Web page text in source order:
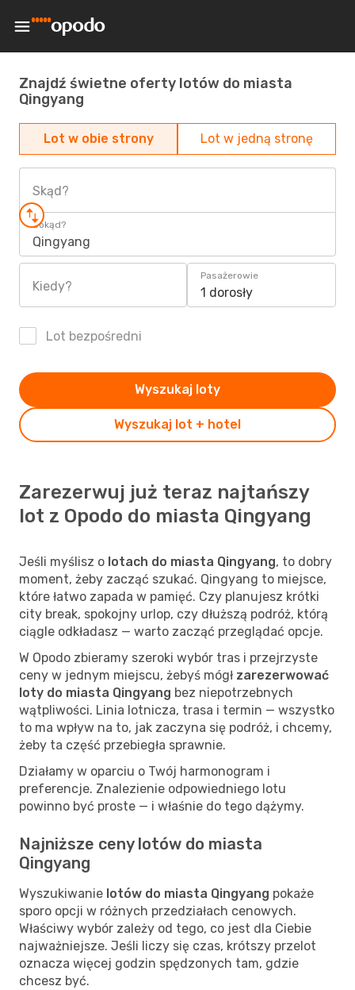
Znajdź świetne oferty lotów do miasta
Qingyang
Lot w obie strony Lot w jedną stronę
Skąd?
Dokąd?
Qingyang
Kiedy?
Pasażerowie
1 dorosły
Lot bezpośredni
Wyszukaj lot + hotel
Wyszukaj loty
Zarezerwuj już teraz najtańszy
lot z Opodo do miasta Qingyang
Jeśli myślisz o lotach do miasta Qingyang, to dobry
moment, żeby zacząć szukać. Qingyang to miejsce,
które łatwo zapada w pamięć. Czy planujesz krótki
city break, spokojny urlop, czy dłuższą podróż, którą
ciągle odkładasz — warto zacząć przeglądać opcje.
W Opodo zbieramy szeroki wybór tras i przejrzyste
ceny w jednym miejscu, żebyś mógł zarezerwować
loty do miasta Qingyang bez niepotrzebnych
wątpliwości. Linia lotnicza, trasa i termin — wszystko
to ma wpływ na to, jak zaczyna się podróż, i chcemy,
żeby ta część przebiegła sprawnie.
Działamy w oparciu o Twój harmonogram i
preferencje. Znalezienie odpowiedniego lotu
powinno być proste — i właśnie do tego dążymy.
Najniższe ceny lotów do miasta
Qingyang
Wyszukiwanie lotów do miasta Qingyang pokaże
sporo opcji w różnych przedziałach cenowych.
Właściwy wybór zależy od tego, co jest dla Ciebie
najważniejsze. Jeśli liczy się czas, krótszy przelot
oznacza więcej godzin spędzonych tam, gdzie
chcesz być.